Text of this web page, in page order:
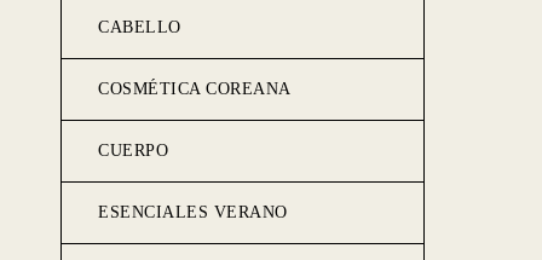
CABELLO
COSMÉTICA COREANA
CUERPO
ESENCIALES VERANO